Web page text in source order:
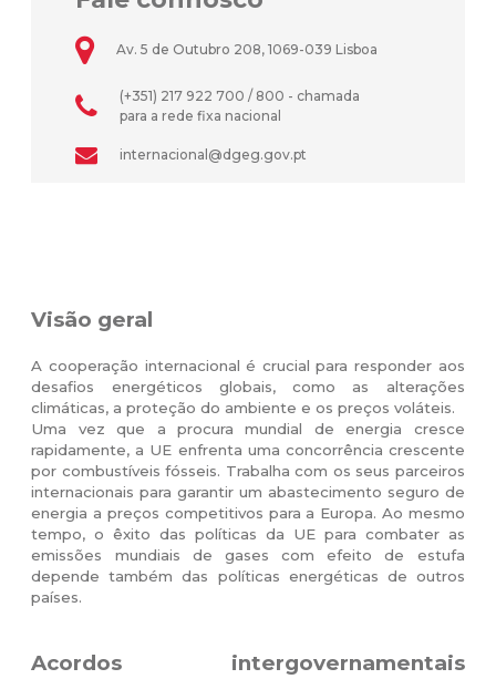
Av. 5 de Outubro 208, 1069-039 Lisboa
(+351) 217 922 700 / 800 - chamada
para a rede fixa nacional
internacional@dgeg.gov.pt
Visão geral
A cooperação internacional é crucial para responder aos
desafios energéticos globais, como as alterações
climáticas, a proteção do ambiente e os preços voláteis.
Uma vez que a procura mundial de energia cresce
rapidamente, a UE enfrenta uma concorrência crescente
por combustíveis fósseis. Trabalha com os seus parceiros
internacionais para garantir um abastecimento seguro de
energia a preços competitivos para a Europa. Ao mesmo
tempo, o êxito das políticas da UE para combater as
emissões mundiais de gases com efeito de estufa
depende também das políticas energéticas de outros
países.
Acordos intergovernamentais